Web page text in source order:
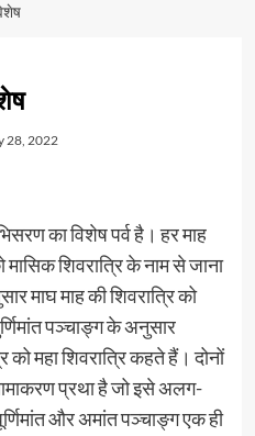
28, 2022
का विशेष पर्व है। हर माह
मासिक शिवरात्रि के नाम से जाना
माघ माह की शिवरात्रि को
पञ्चाङ्ग के अनुसार
को महा शिवरात्रि कहते हैं। दोनों
प्रथा है जो इसे अलग-
और अमांत पञ्चाङ्ग एक ही